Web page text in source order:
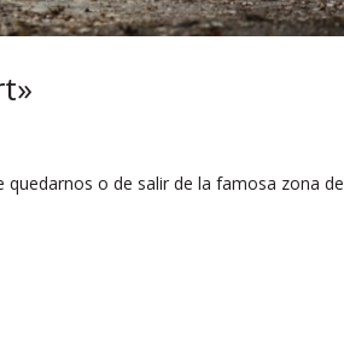
o de salir de la famosa zona de